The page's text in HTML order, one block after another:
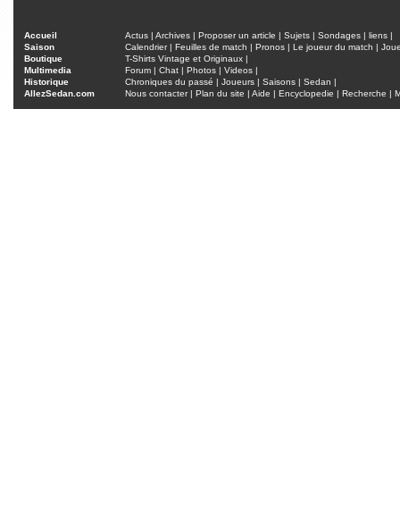
Accueil Actus | Archives | Proposer un article | Sujets | Sondages | liens |
Saison
Calendrier| Feuilles de match | Pronos | Le joueur du match |
Boutique
T-Shirts Vintage et Originaux |
Multimedia
Forum | Chat | Photos | Videos |
Historique
Chroniques du passé | Joueurs | Saisons | Sedan |
AllezSedan.com
Nous contacter| Plan du site | Aide | Encyclopedie | Recherche |